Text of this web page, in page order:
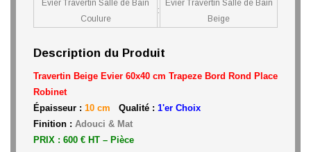
Évier Travertin Salle de Bain
Coulure
:
Évier Travertin Salle de Bain
Beige
Description du Produit
Travertin Beige Evier 60x40 cm Trapeze Bord Rond Place
Robinet
Épaisseur : 10 cm Qualité : 1'er Choix
Finition : Adouci & Mat
PRIX : 600 € HT – Pièce